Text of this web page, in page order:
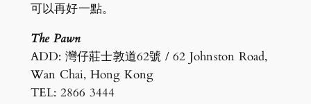
可以再好一點。
The Pawn
ADD: 灣仔莊士敦道62號 / 62 Johnston Road,
Wan Chai, Hong Kong
TEL: 2866 3444